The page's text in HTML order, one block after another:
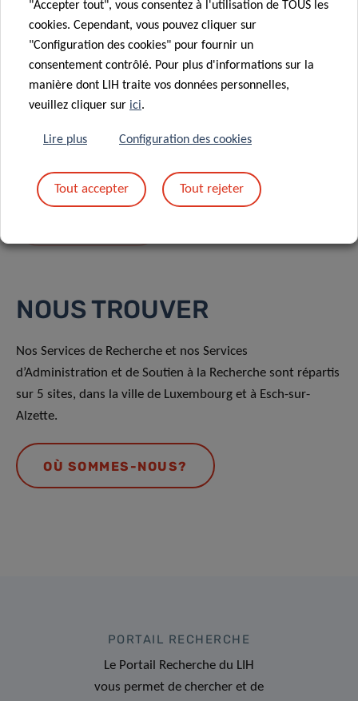
En envoyant votre message, vous acceptez
NOUS TROUVER
Nos Services de Recherche et nos Services
d’Administration et de Soutien à la Recherche sont répartis
sur 5 sites, dans la ville de Luxembourg et à Esch-sur-
Alzette.
OÙ SOMMES-NOUS?
PORTAIL RECHERCHE
Le Portail Recherche du LIH
vous permet de chercher et de
"Accepter tout", vous consentez à l'utilisation de TOUS les
cookies. Cependant, vous pouvez cliquer sur
"Configuration des cookies" pour fournir un
consentement contrôlé. Pour plus d'informations sur la
manière dont LIH traite vos données personnelles,
veuillez cliquer sur ici.
Lire plus Configuration des cookies
Tout accepter Tout rejeter